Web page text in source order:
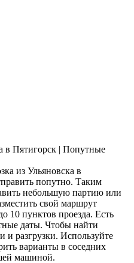
в Пятигорск | Попутные
из Ульяновска в
попутно. Таким
небольшую партию или
свой маршрут
10 пунктов проезда. Есть
даты. Чтобы найти
и разгрузки. Используйте
варианты в соседних
машиной.